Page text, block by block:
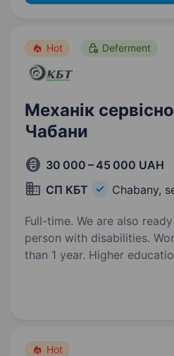
Hot Deferment
Механік
Чабани
30 000 – 45 000 UAH
СП КБТ
Chabany,
Full-time. We are also
person with disabilities.
than 1 year. Higher education. СП
для нашого офісу в місті
Hot